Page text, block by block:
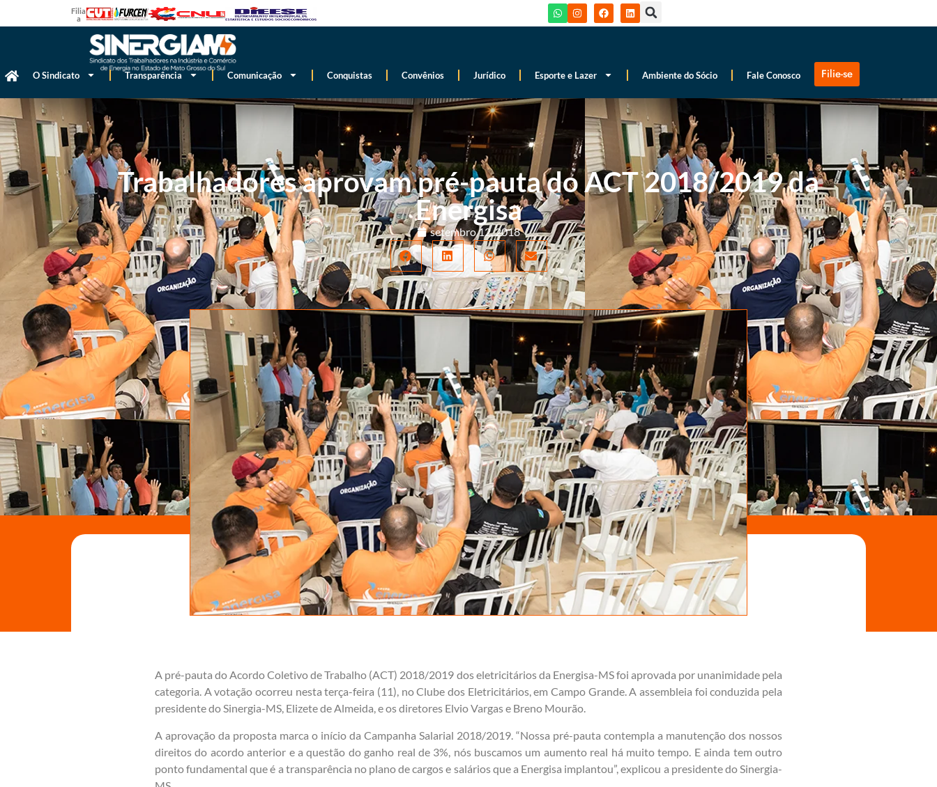
Filiado
a
O Sindicato Transparência Comunicação Conquistas Convênios Jurídico Esporte e Lazer Ambiente do Sócio Fale Conosco Filie-se
Trabalhadores aprovam pré-pauta do ACT 2018/2019 da
Energisa
setembro 12, 2018
A pré-pauta do Acordo Coletivo de Trabalho (ACT) 2018/2019 dos eletricitários da Energisa-MS foi aprovada por unanimidade pela
categoria. A votação ocorreu nesta terça-feira (11), no Clube dos Eletricitários, em Campo Grande. A assembleia foi conduzida pela
presidente do Sinergia-MS, Elizete de Almeida, e os diretores Elvio Vargas e Breno Mourão.
A aprovação da proposta marca o início da Campanha Salarial 2018/2019. “Nossa pré-pauta contempla a manutenção dos nossos
direitos do acordo anterior e a questão do ganho real de 3%, nós buscamos um aumento real há muito tempo. E ainda tem outro
ponto fundamental que é a transparência no plano de cargos e salários que a Energisa implantou”, explicou a presidente do Sinergia-